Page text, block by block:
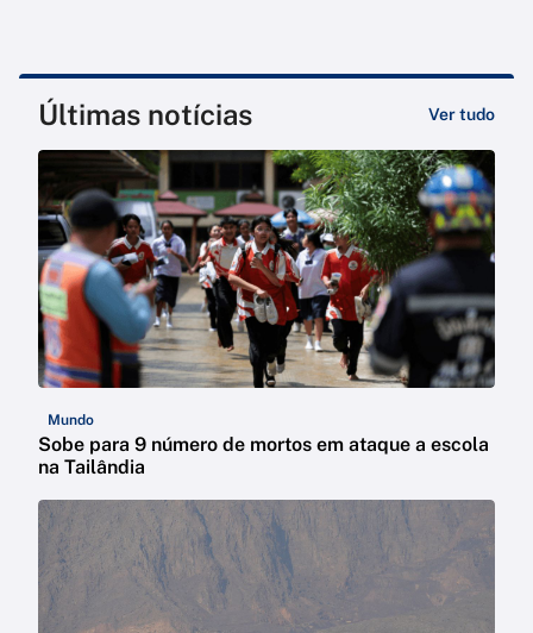
Últimas notícias Ver tudo
Mundo
Sobe para 9 número de mortos em ataque a escola
na Tailândia